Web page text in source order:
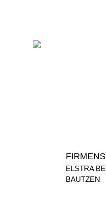
ELSTRA
BAUTZEN